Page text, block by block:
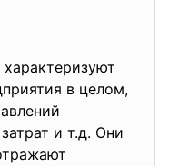
в целом,
и т.д. Они